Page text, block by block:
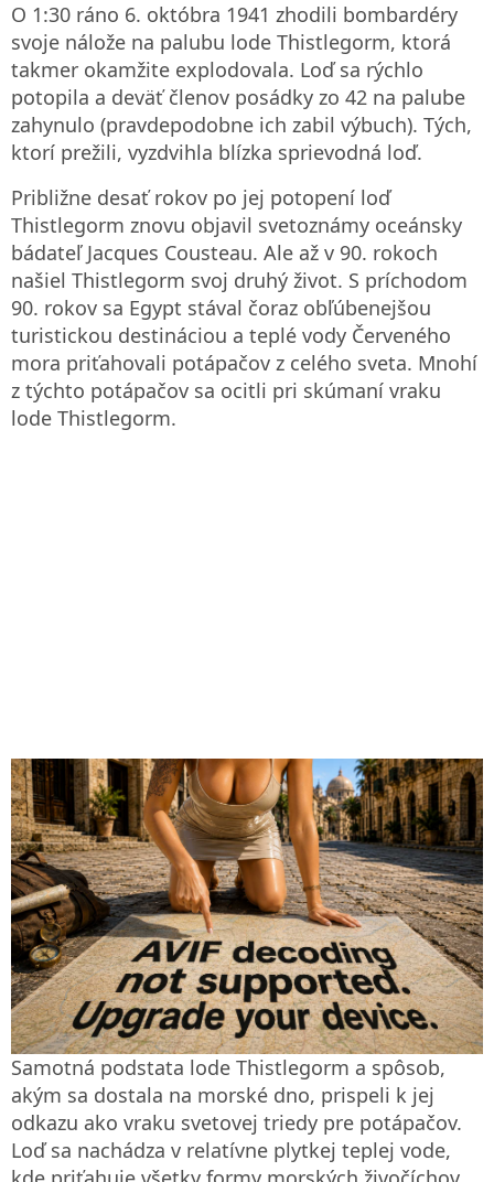
O 1:30 ráno 6. októbra 1941 zhodili bombardéry
svoje nálože na palubu lode Thistlegorm, ktorá
takmer okamžite explodovala. Loď sa rýchlo
potopila a deväť členov posádky zo 42 na palube
zahynulo (pravdepodobne ich zabil výbuch). Tých,
ktorí prežili, vyzdvihla blízka sprievodná loď.
Približne desať rokov po jej potopení loď
Thistlegorm znovu objavil svetoznámy oceánsky
bádateľ Jacques Cousteau. Ale až v 90. rokoch
našiel Thistlegorm svoj druhý život. S príchodom
90. rokov sa Egypt stával čoraz obľúbenejšou
turistickou destináciou a teplé vody Červeného
mora priťahovali potápačov z celého sveta. Mnohí
z týchto potápačov sa ocitli pri skúmaní vraku
lode Thistlegorm.
Samotná podstata lode Thistlegorm a spôsob,
akým sa dostala na morské dno, prispeli k jej
odkazu ako vraku svetovej triedy pre potápačov.
Loď sa nachádza v relatívne plytkej teplej vode,